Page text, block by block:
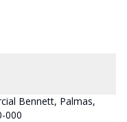
Bennett, Palmas,
000